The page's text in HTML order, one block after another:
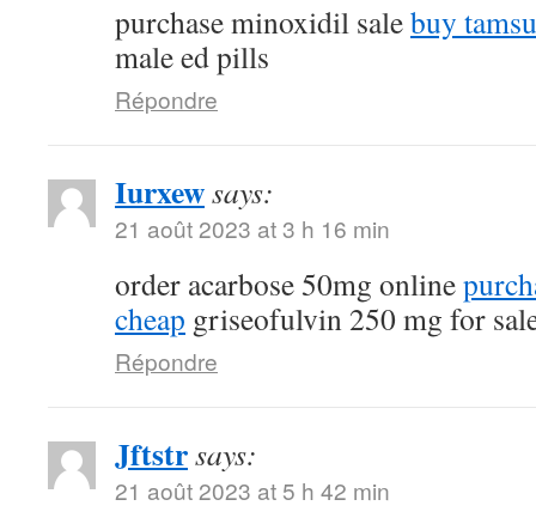
purchase minoxidil salebuy
male ed pills
Répondre
Iurxewsays:
21 août 2023 at 3 h 16 min
order acarbose 50mg online
cheap griseofulvin 250 mg for
Répondre
Jftstrsays:
21 août 2023 at 5 h 42 min